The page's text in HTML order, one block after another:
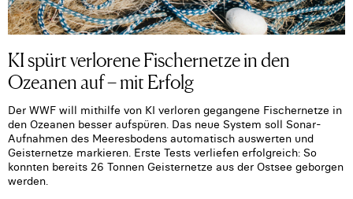
KI spürt verlorene Fischernetze in den
Ozeanen auf – mit Erfolg
Der WWF will mithilfe von KI verloren gegangene Fischernetze in
den Ozeanen besser aufspüren. Das neue System soll Sonar-
Aufnahmen des Meeresbodens automatisch auswerten und
Geisternetze markieren. Erste Tests verliefen erfolgreich: So
konnten bereits 26 Tonnen Geisternetze aus der Ostsee geborgen
werden.